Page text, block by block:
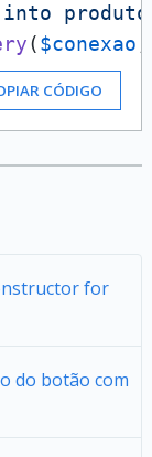
($conexao
CÓDIGO
for
do botão com